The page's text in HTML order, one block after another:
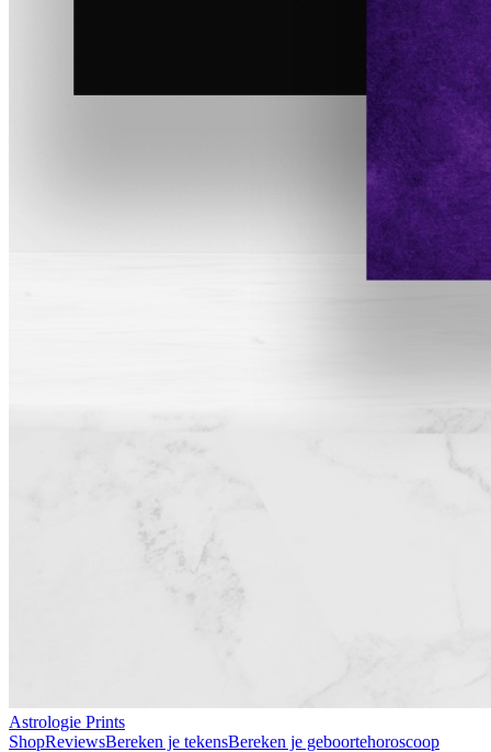
Astrologie Prints
ShopReviewsBereken je tekensBereken je geboortehoroscoop